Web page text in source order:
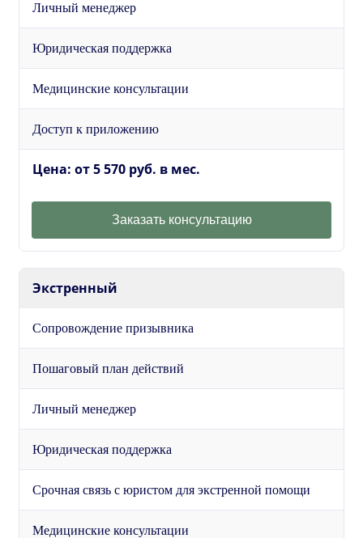
Личный менеджер
Юридическая поддержка
Медицинские консультации
Доступ к приложению
Цена: от 5 570 руб. в мес.
Заказать консультацию
Экстренный
Сопровождение призывника
Пошаговый план действий
Личный менеджер
Юридическая поддержка
Срочная связь с юристом для экстренной помощи
Медицинские консультации